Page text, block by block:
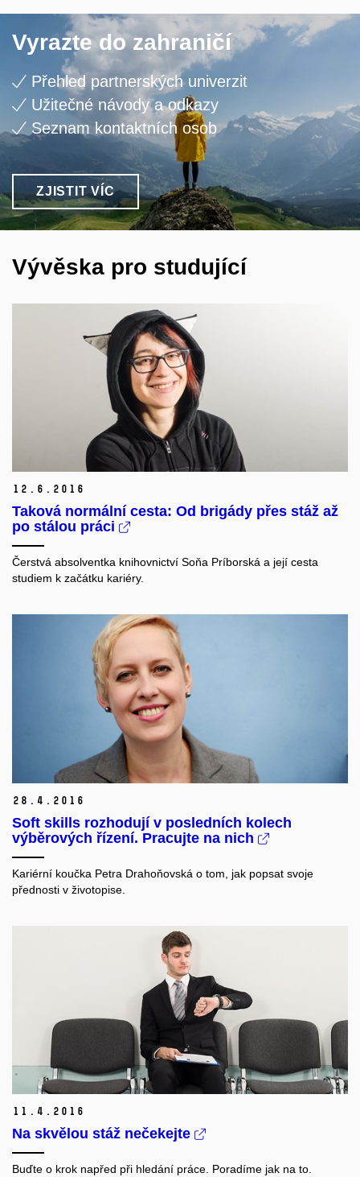
Vyrazte do zahraničí
Přehled partnerských univerzit
Užitečné návody a odkazy
Seznam kontaktních osob
ZJISTIT VÍC
Vývěska pro studující
12. 6. 2016
Taková normální cesta: Od brigády přes stáž až
po stálou práci
Čerstvá absolventka knihovnictví Soňa Príborská a její cesta
studiem k začátku kariéry.
28. 4. 2016
Soft skills rozhodují v posledních kolech
výběrových řízení. Pracujte na nich
Kariérní koučka Petra Drahoňovská o tom, jak popsat svoje
přednosti v životopise.
11. 4. 2016
Na skvělou stáž nečekejte
Buďte o krok napřed při hledání práce. Poradíme jak na to.